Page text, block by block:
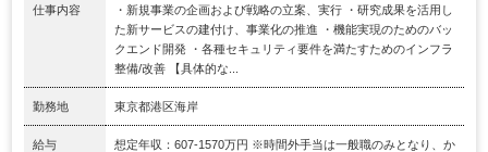
仕事内容
・新規事業の企画および戦略の立案、実行 ・研究成果を活用し
た新サービスの建付け、事業化の推進 ・機能実現のためのバッ
クエンド開発 ・各種セキュリティ要件を満たすためのインフラ
整備/改善 【具体的な...
勤務地 東京都港区海岸
給与
想定年収：607-1570万円 ※時間外手当は一般職のみとなり、か